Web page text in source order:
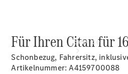
Services
Für Ihren Citan für
Schonbezug, Fahrersitz,
Artikelnummer: A4159700088